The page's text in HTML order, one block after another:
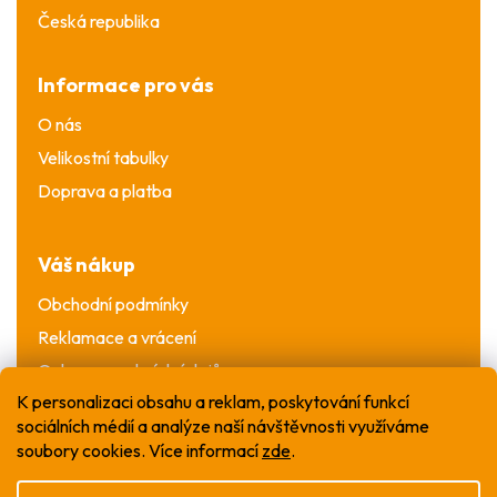
K personalizaci obsahu a reklam, poskytování funkcí
sociálních médií a analýze naší návštěvnosti využíváme
soubory cookies. Více informací zde.
Česká republika
Informace pro vás
O nás
Velikostní tabulky
Doprava a platba
Váš nákup
Obchodní podmínky
Reklamace a vrácení
Ochrana osobních údajů